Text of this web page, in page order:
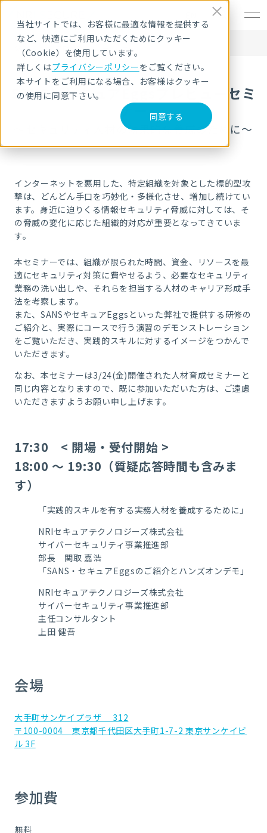
当社サイトでは、お客様に最適な情報を提供する
など、快適にご利用いただくためにクッキー
（Cookie）を使用しています。
詳しくはプライバシーポリシーをご覧ください。
本サイトをご利用になる場合、お客様はクッキー
の使用に同意下さい。
同意する
HOME
セキュリティセミナー・イベント
SANS×セキュアEggsプレビューセミナー
SANS×セキュアEggsプレビューセミ
ナー
～セキュリティ人材の効果的な養成のために～
インターネットを悪用した、特定組織を対象とした標的型攻
撃は、どんどん手口を巧妙化・多様化させ、増加し続けてい
ます。身近に迫りくる情報セキュリティ脅威に対しては、そ
の脅威の変化に応じた組織的対応が重要となってきていま
す。
本セミナーでは、組織が限られた時間、資金、リソースを最
適にセキュリティ対策に費やせるよう、必要なセキュリティ
業務の洗い出しや、それらを担当する人材のキャリア形成手
法を考察します。
また、SANSやセキュアEggsといった弊社で提供する研修の
ご紹介と、実際にコースで行う演習のデモンストレーション
をご覧いただき、実践的スキルに対するイメージをつかんで
いただきます。
なお、本セミナーは3/24(金)開催された人材育成セミナーと
同じ内容となりますので、既に参加いただいた方は、ご遠慮
いただきますようお願い申し上げます。
17:30 < 開場・受付開始 >
18:00 ～ 19:30（質疑応答時間も含みま
す）
「実践的スキルを有する実務人材を養成するために」
NRIセキュアテクノロジーズ株式会社
サイバーセキュリティ事業推進部
部長 関取 嘉浩
「SANS・セキュアEggsのご紹介とハンズオンデモ」
NRIセキュアテクノロジーズ株式会社
サイバーセキュリティ事業推進部
主任コンサルタント
上田 健吾
会場
大手町サンケイプラザ 312
〒100-0004 東京都千代田区大手町1-7-2 東京サンケイビ
ル 3F
参加費
無料